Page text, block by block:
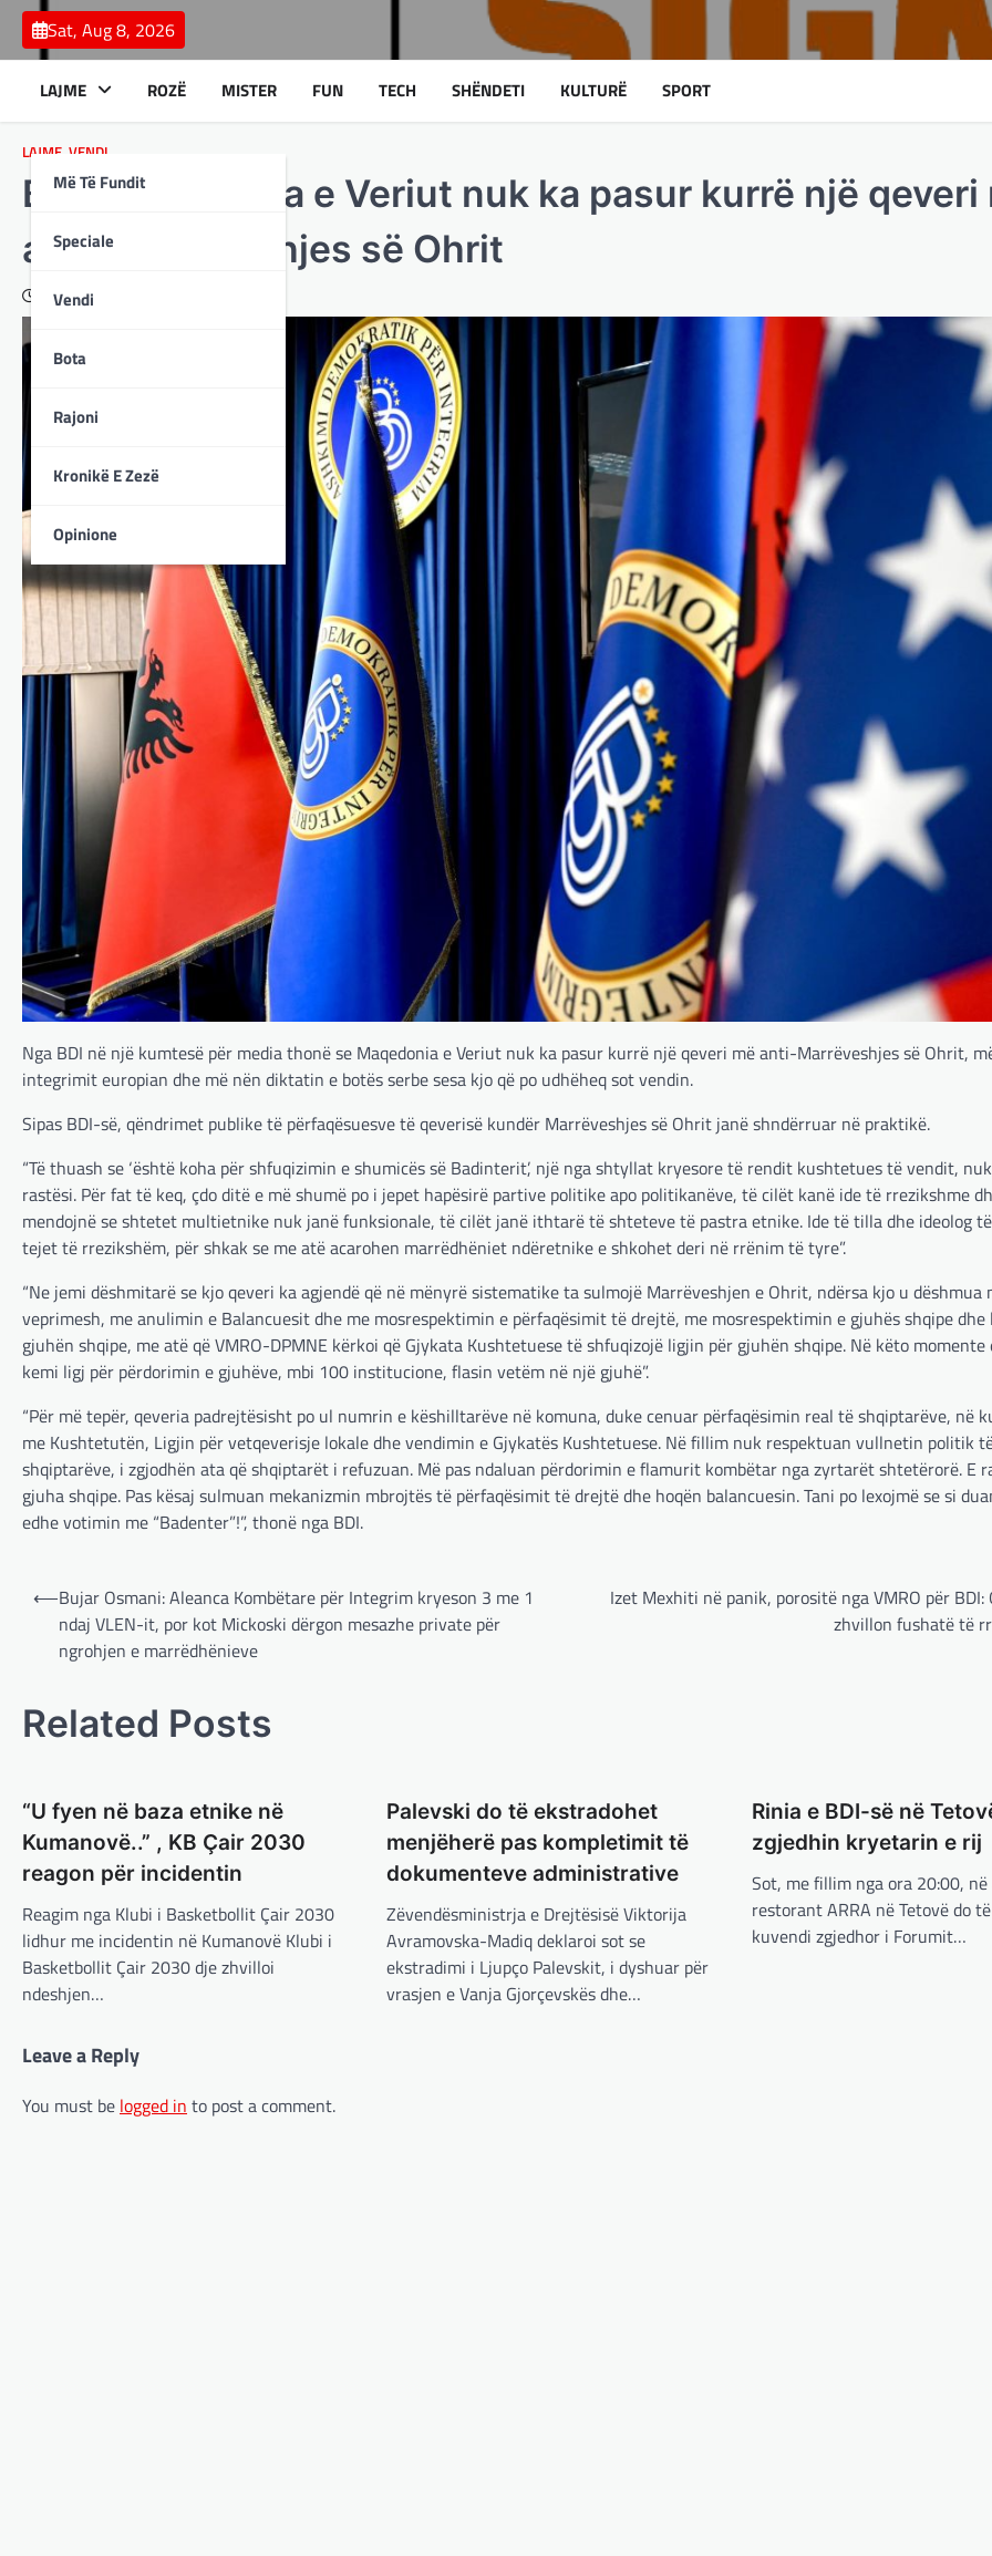
Skip
content
Sat, Aug 8, 2026
LAJME
Më Të Fundit
Speciale
Vendi
Bota
Rajoni
Kronikë E Zezë
Opinione
ROZË MISTER FUN TECH SHËNDETI KULTURË SPORT
LAJME VENDI
BDI: Maqedonia e Veriut nuk ka pasur kurrë një qeveri
anti-Marrëveshjes së Ohrit
August 28, 2025
Nga BDI në një kumtesë për media thonë se Maqedonia e Veriut nuk ka pasur kurrë një qeveri më anti-Marrëveshjes së Ohrit,
integrimit europian dhe më nën diktatin e botës serbe sesa kjo që po udhëheq sot vendin.
Sipas BDI-së, qëndrimet publike të përfaqësuesve të qeverisë kundër Marrëveshjes së Ohrit janë shndërruar në praktikë.
“Të thuash se ‘është koha për shfuqizimin e shumicës së Badinterit’, një nga shtyllat kryesore të rendit kushtetues të vendit,
rastësi. Për fat të keq, çdo ditë e më shumë po i jepet hapësirë partive politike apo politikanëve, të cilët kanë ide të rrezikshme
mendojnë se shtetet multietnike nuk janë funksionale, të cilët janë ithtarë të shteteve të pastra etnike. Ide të tilla dhe ideolog
tejet të rrezikshëm, për shkak se me atë acarohen marrëdhëniet ndëretnike e shkohet deri në rrënim të tyre”.
“Ne jemi dëshmitarë se kjo qeveri ka agjendë që në mënyrë sistematike ta sulmojë Marrëveshjen e Ohrit, ndërsa kjo u dëshmua
veprimesh, me anulimin e Balancuesit dhe me mosrespektimin e përfaqësimit të drejtë, me mosrespektimin e gjuhës shqipe
gjuhën shqipe, me atë që VMRO-DPMNE kërkoi që Gjykata Kushtetuese të shfuqizojë ligjin për gjuhën shqipe. Në këto momente
kemi ligj për përdorimin e gjuhëve, mbi 100 institucione, flasin vetëm në një gjuhë”.
“Për më tepër, qeveria padrejtësisht po ul numrin e këshilltarëve në komuna, duke cenuar përfaqësimin real të shqiptarëve, në
me Kushtetutën, Ligjin për vetqeverisje lokale dhe vendimin e Gjykatës Kushtetuese. Në fillim nuk respektuan vullnetin politik
shqiptarëve, i zgjodhën ata që shqiptarët i refuzuan. Më pas ndaluan përdorimin e flamurit kombëtar nga zyrtarët shtetërorë. E
gjuha shqipe. Pas kësaj sulmuan mekanizmin mbrojtës të përfaqësimit të drejtë dhe hoqën balancuesin. Tani po lexojmë se si
edhe votimin me “Badenter”!”, thonë nga BDI.
Post
navigation
⟵Bujar Osmani: Aleanca Kombëtare për Integrim kryeson 3 me 1
ndaj VLEN-it, por kot Mickoski dërgon mesazhe private për
ngrohjen e marrëdhënieve
Izet Mexhiti në panik, porositë nga VMRO për BDI:
zhvillon fushatë të
Related Posts
“U fyen në baza etnike në
Kumanovë..” , KB Çair 2030
reagon për incidentin
Reagim nga Klubi i Basketbollit Çair 2030
lidhur me incidentin në Kumanovë Klubi i
Basketbollit Çair 2030 dje zhvilloi
ndeshjen…
Palevski do të ekstradohet
menjëherë pas kompletimit të
dokumenteve administrative
Zëvendësministrja e Drejtësisë Viktorija
Avramovska-Madiq deklaroi sot se
ekstradimi i Ljupço Palevskit, i dyshuar për
vrasjen e Vanja Gjorçevskës dhe…
Rinia e BDI-së në
zgjedhin kryetarin e rij
Sot, me fillim nga ora 20:00,
restorant ARRA në Tetovë do
kuvendi zgjedhor i Forumit…
Leave a Reply
You must be logged in to post a comment.